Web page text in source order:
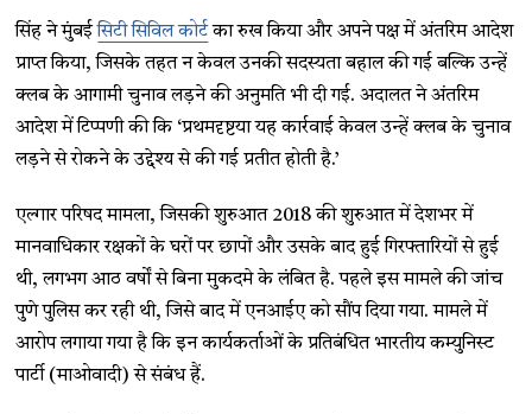
सिंह ने मुंबईसिटी सिविल कोर्टका रुख किया और अपने पक्ष में अंतरिम आदेश
प्राप्त किया, जिसके तहत न केवल उनकी सदस्यता बहाल की गई बल्कि उन्हें
क्लब के आगामी चुनाव लड़ने की अनुमति भी दी गई. अदालत ने अंतरिम
आदेश में टिप्पणी की कि ‘प्रथमदृष्टया यह कार्रवाई केवल उन्हें क्लब के चुनाव
लड़ने से रोकने के उद्देश्य से की गई प्रतीत होती है.’
एल्गार परिषद मामला, जिसकी शुरुआत 2018 की शुरुआत में देशभर में
मानवाधिकार रक्षकों के घरों पर छापों और उसके बाद हुई गिरफ्तारियों से हुई
थी, लगभग आठ वर्षों से बिना मुकदमे के लंबित है. पहले इस मामले की जांच
पुणे पुलिस कर रही थी, जिसे बाद में एनआईए को सौंप दिया गया. मामले में
आरोप लगाया गया है कि इन कार्यकर्ताओं के प्रतिबंधित भारतीय कम्युनिस्ट
पार्टी (माओवादी) से संबंध हैं.